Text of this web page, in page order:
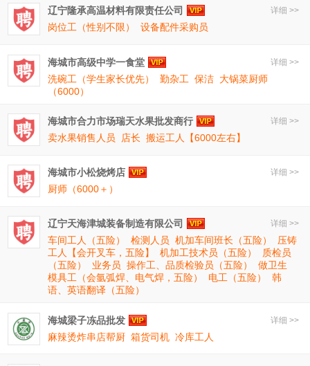
详细 >>
辽宁隆承高温材料有限责任公司
岗位工（性别不限）
设备配件采购员
详细 >>
海城市高级中学一食堂
洗碗工（学生家长优先）
勤杂工 保洁 大锅菜厨师
（6000）
详细 >>
海城市合力市场瑞天水果批发商行
卖水果销售人员
店长 搬运工人【6000左右】
详细 >>
海城市小松烧烤店
厨师（6000＋）
详细 >>
辽宁天海津城装备制造有限公司
车间工人（五险）
检测人员 机加车间班长（五险）
压铸
工人【会开叉车，五险】
机加工技术员（五险）
质检员
（五险）
业务员 操作工、品质检验员（五险）
做卫生
模具工（会氩弧焊、电气焊，五险）
电工（五险）
韩
语、英语翻译（五险）
详细 >>
海城梁子冻品批发
麻辣烫炸串店帮厨 箱货司机 冷库工人